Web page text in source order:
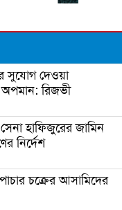
সুযোগ দেওয়া
অপমান: রিজভী
হাফিজুরের জামিন
নির্দেশ
চক্রের আসামিদের